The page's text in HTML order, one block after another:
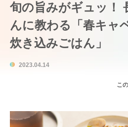
旬の旨みがギュッ！
んに教わる「春キャ
炊き込みごはん」
2023.04.14
こ